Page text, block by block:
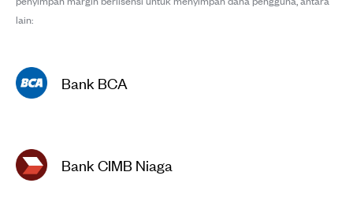
lain:
Bank BCA
Bank CIMB Niaga